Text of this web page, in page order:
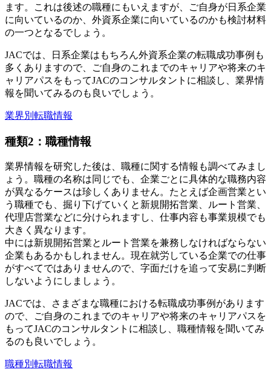
ます。これは後述の職種にもいえますが、ご自身が日系企業
に向いているのか、外資系企業に向いているのかも検討材料
の一つとなるでしょう。
JACでは、日系企業はもちろん外資系企業の転職成功事例も
多くありますので、ご自身のこれまでのキャリアや将来のキ
ャリアパスをもってJACのコンサルタントに相談し、業界情
報を聞いてみるのも良いでしょう。
業界別転職情報
種類2：職種情報
業界情報を研究した後は、職種に関する情報も調べてみまし
ょう。職種の名称は同じでも、企業ごとに具体的な職務内容
が異なるケースは珍しくありません。たとえば企画営業とい
う職種でも、掘り下げていくと新規開拓営業、ルート営業、
代理店営業などに分けられますし、仕事内容も事業規模でも
大きく異なります。
中には新規開拓営業とルート営業を兼務しなければならない
企業もあるかもしれません。現在就労している企業での仕事
がすべてではありませんので、字面だけを追って安易に判断
しないようにしましょう。
JACでは、さまざまな職種における転職成功事例があります
ので、ご自身のこれまでのキャリアや将来のキャリアパスを
もってJACのコンサルタントに相談し、職種情報を聞いてみ
るのも良いでしょう。
職種別転職情報